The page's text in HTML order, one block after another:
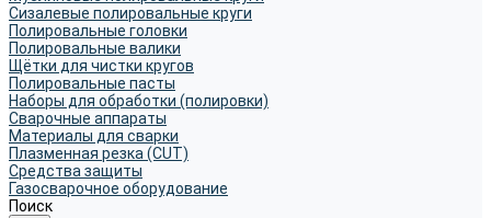
Cизалевые полировальные круги
Полировальные головки
Полировальные валики
Щётки для чистки кругов
Полировальные пасты
Наборы для обработки (полировки)
Сварочные аппараты
Материалы для сварки
Плазменная резка (CUT)
Средства защиты
Газосварочное оборудование
Поиск